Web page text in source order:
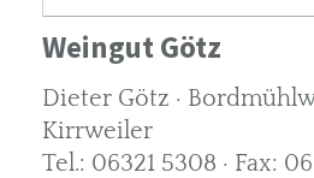
Weingut Götz
Dieter Götz ·
Kirrweiler
Tel.: 06321 5308 · Fax: